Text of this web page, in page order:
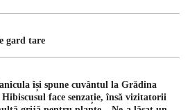
gard tare
își spune cuvântul la Grădina
face senzație, însă vizitatorii